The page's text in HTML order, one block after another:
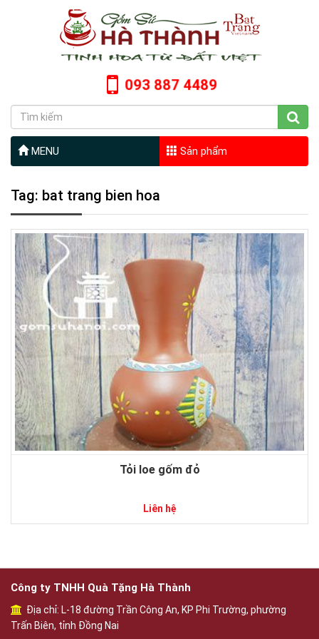
093 887 4489
MENU Sản phẩm
Tag: bat trang bien hoa
Tỏi loe gốm đỏ
Liên hệ
Công ty TNHH Quà Tặng Hà Thành
Địa chỉ: L-18 đường Trần Công An, KP Phi Trường, phường
Trấn Biên, tỉnh Đồng Nai